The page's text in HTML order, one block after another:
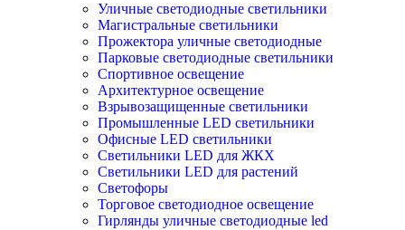
Уличные светодиодные светильники
Магистральные светильники
Прожектора уличные светодиодные
Парковые светодиодные светильники
Спортивное освещение
Архитектурное освещение
Взрывозащищенные светильники
Промышленные LED светильники
Офисные LED светильники
Cветильники LED для ЖКХ
Светильники LED для растений
Светофоры
Торговое светодиодное освещение
Гирлянды уличные светодиодные led